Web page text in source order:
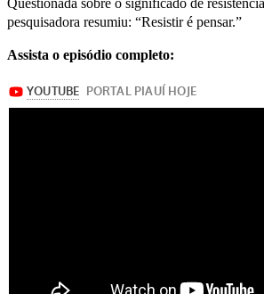
Questionada sobre o significado de
pesquisadora resumiu: “Resistir é pensar.”
Assista o episódio completo: